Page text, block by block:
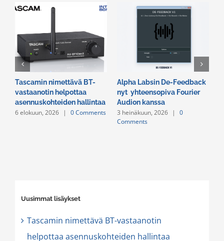
Tascamin nimettävä BT-
vastaanotin helpottaa
asennuskohteiden hallintaa
6 elokuun, 2026 | 0 Comments
Alpha Labsin De-Feedback
nyt yhteensopiva Fourier
Audion kanssa
3 heinäkuun, 2026 |
0
Comments
Uusimmat lisäykset
Tascamin nimettävä BT-vastaanotin
helpottaa asennuskohteiden hallintaa